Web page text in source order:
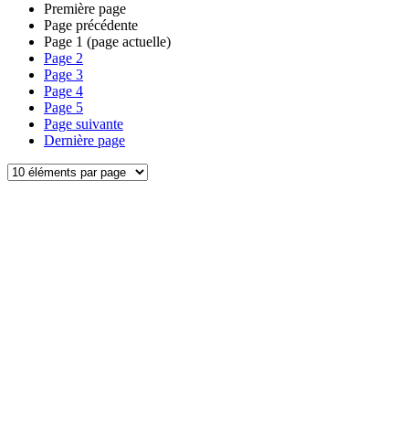
Première page
Page précédente
Page 1 (page actuelle)
Page 2
Page 3
Page 4
Page 5
Page suivante
Dernière page